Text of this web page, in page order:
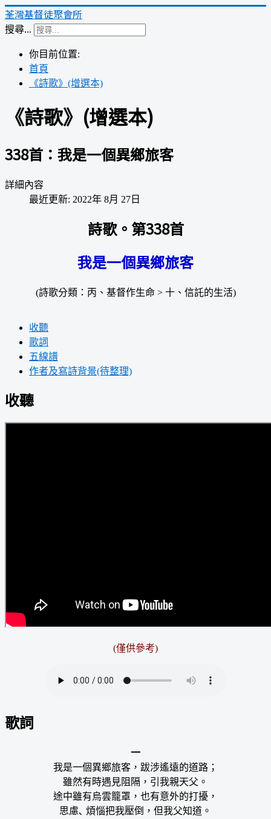
荃灣基督徒聚會所
搜尋...
你目前位置:
首頁
《詩歌》(增選本)
《詩歌》(增選本)
338首：我是一個異鄉旅客
詳細內容
最近更新: 2022年 8月 27日
詩歌。第338首
我是一個異鄉旅客
(詩歌分類：丙、基督作生命 > 十、信託的生活)
收聽
歌詞
五線譜
作者及寫詩背景(待整理)
收聽
(僅供參考)
歌詞
一
我是一個異鄉旅客，跋涉遙遠的道路；
雖然有時遇見阻隔，引我親天父。
途中雖有烏雲籠罩，也有意外的打擾，
思慮､ 煩惱把我壓倒，但我父知道。